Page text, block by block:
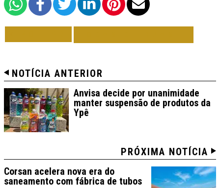
NOTÍCIA ANTERIOR
Anvisa decide por unanimidade
manter suspensão de produtos da
Ypê
PRÓXIMA NOTÍCIA
Corsan acelera nova era do
saneamento com fábrica de tubos